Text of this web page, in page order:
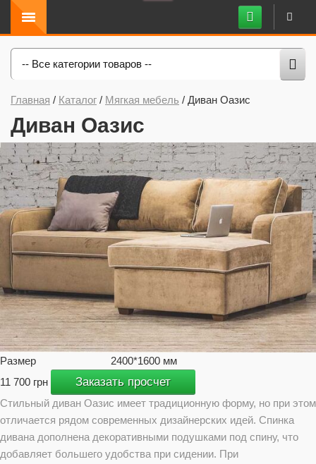
-- Все категории товаров --
Главная / Каталог / Мягкая мебель / Диван Оазис
Диван Оазис
Размер
2400*1600 мм
11 700 грн
Заказать просчет
Стильный диван Оазис имеет традиционную форму, но при этом
отличается рядом современных дизайнерских идей. Спинка
дивана дополнена декоративными подушками под спину, что
добавляет большего удобства при сидении. При